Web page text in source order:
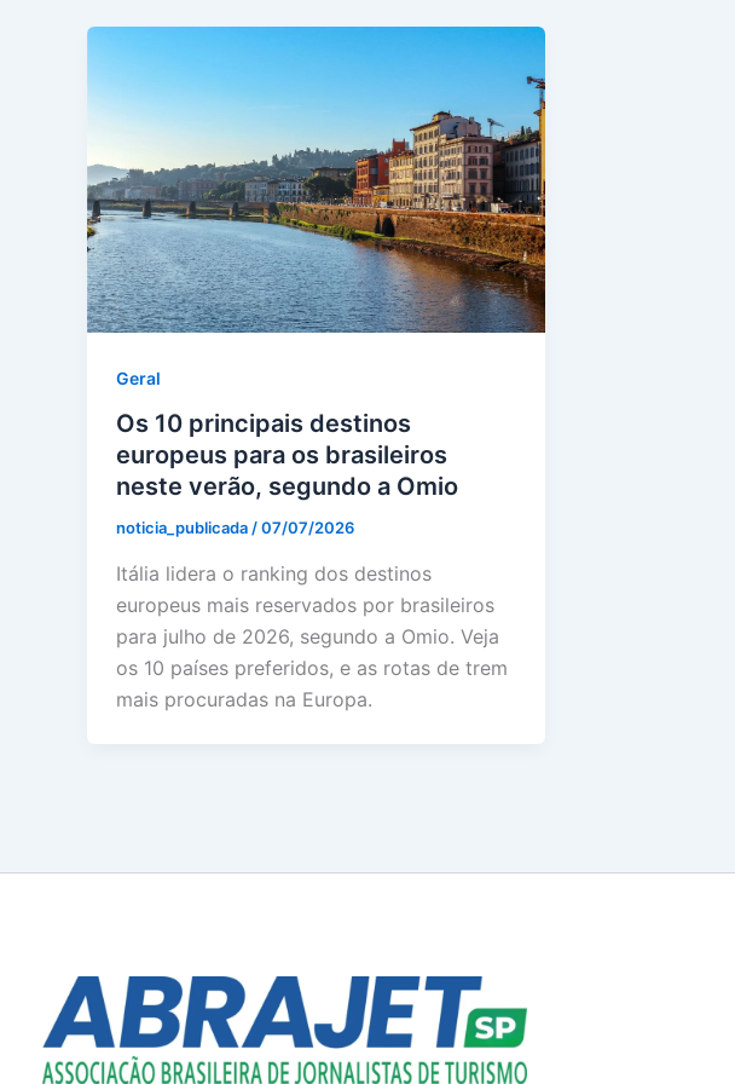
Geral
Os 10 principais destinos
europeus para os brasileiros
neste verão, segundo a Omio
noticia_publicada/07/07/2026
Itália lidera o ranking dos destinos
europeus mais reservados por brasileiros
para julho de 2026, segundo a Omio. Veja
os 10 países preferidos, e as rotas de trem
mais procuradas na Europa.